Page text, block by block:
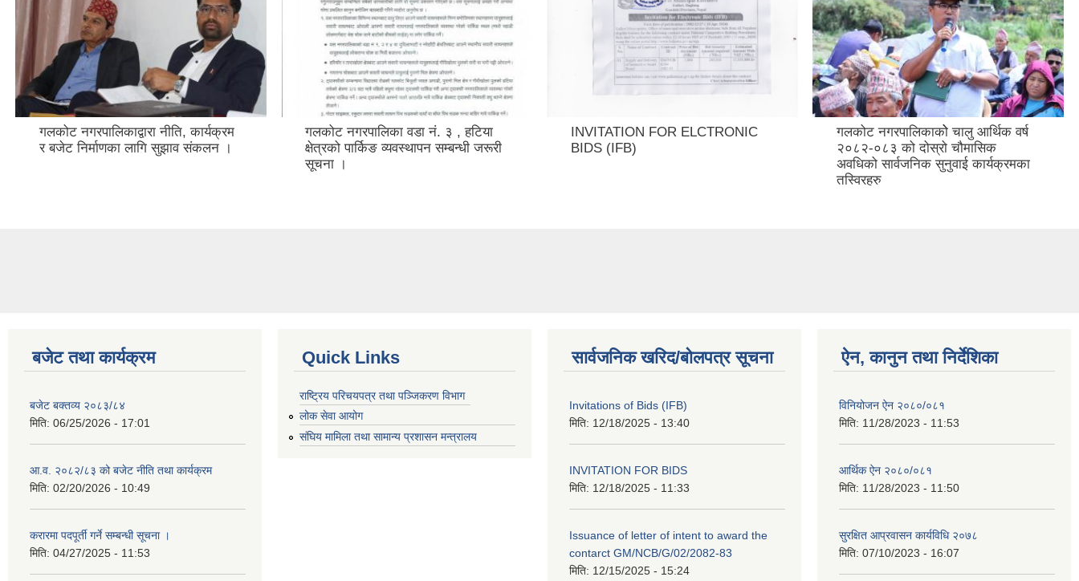
गलकोट नगरपालिकाद्वारा नीति, कार्यक्रम
र बजेट निर्माणका लागि सुझाव संकलन ।
गलकोट नगरपालिका वडा नं. ३ , हटिया
क्षेत्रको पार्किङ व्यवस्थापन सम्बन्धी जरूरी
सूचना ।
INVITATION FOR ELCTRONIC
BIDS (IFB)
गलकोट नगरपालिकाकोे चालु आर्थिक वर्ष
२०८२-०८३ को दोस्रो चौमासिक
अवधिको सार्वजनिक सुनुवाई कार्यक्रमका
तस्विरहरु
बजेट तथा कार्यक्रम
बजेट बक्तव्य २०८३/८४
मिति: 06/25/2026 - 17:01
आ.व. २०८२/८३ को बजेट नीति तथा कार्यक्रम
मिति: 02/20/2026 - 10:49
करारमा पदपूर्ती गर्ने सम्बन्धी सूचना ।
मिति: 04/27/2025 - 11:53
Quick Links
राष्ट्रिय परिचयपत्र तथा पञ्जिकरण विभाग
लोक सेवा आयोग
संघिय मामिला तथा सामान्य प्रशासन मन्त्रालय
सार्वजनिक खरिद/बोलपत्र सूचना
Invitations of Bids (IFB)
मिति: 12/18/2025 - 13:40
INVITATION FOR BIDS
मिति: 12/18/2025 - 11:33
Issuance of letter of intent to award the
contarct GM/NCB/G/02/2082-83
मिति: 12/15/2025 - 15:24
ऐन, कानुन तथा निर्देशिका
विनियोजन ऐन २०८०/०८१
मिति: 11/28/2023 - 11:53
आर्थिक ऐन २०८०/०८१
मिति: 11/28/2023 - 11:50
सुरक्षित आप्रवासन कार्यविधि २०७८
मिति: 07/10/2023 - 16:07